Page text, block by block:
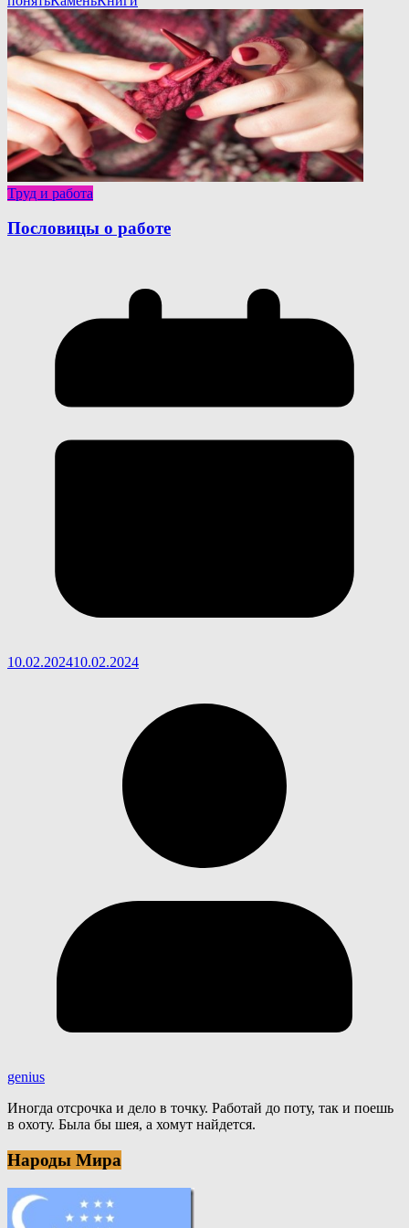
Труд и работа
Пословицы о работе
10.02.202410.02.2024
genius
Иногда отсрочка и дело в точку. Работай до поту, так и поешь
в охоту. Была бы шея, а хомут найдется.
Народы Мира